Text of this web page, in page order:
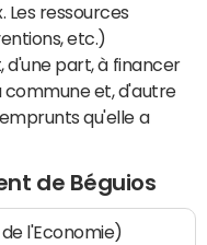
Les ressources
etc.)
d'une part, à financer
commune et, d'autre
qu'elle a
de Béguios
l'Economie)